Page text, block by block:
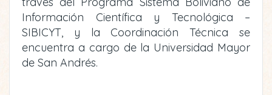
Información Científica y Tecnológica –
SIBICYT, y la Coordinación Técnica se
encuentra a cargo de la Universidad Mayor
de San Andrés.